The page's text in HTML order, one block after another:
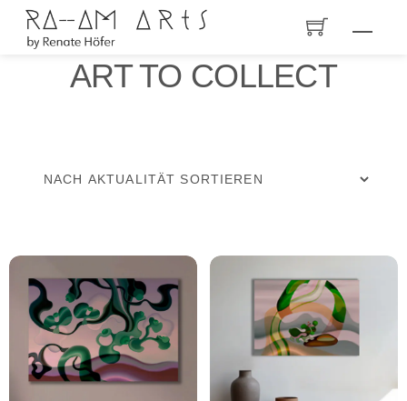
Skip
ART TO COLLECT